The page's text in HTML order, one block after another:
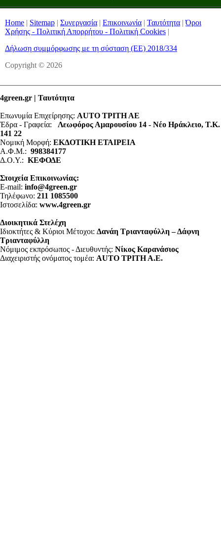
Home | Sitemap | Συνεργασία | Επικοινωνία | Ταυτότητα |Όροι
Χρήσης - Πολιτική Απορρήτου - Πολιτική Cookies |
Δήλωση συμμόρφωσης με τη σύσταση (ΕΕ) 2018/334
Copyright © 2026
4green.gr | Ταυτότητα
Επωνυμία Επιχείρησης: AUTO ΤΡΙΤΗ ΑΕ
Έδρα - Γραφεία: Λεωφόρος Αμαρουσίου 14 - Νέο Ηράκλειο, Τ.Κ.
141 22
Νομική Μορφή: ΕΚΔΟΤΙΚΗ ΕΤΑΙΡΕΙΑ
Α.Φ.Μ.: 998384177
Δ.Ο.Υ.: ΚΕΦΟΔΕ
Στοιχεία Επικοινωνίας:
E-mail: info@4green.gr
Τηλέφωνο: 211 1085500
Ιστοσελίδα: www.4green.gr
Διοικητικά Στελέχη
Ιδιοκτήτες & Κύριοι Μέτοχοι: Δανάη Τριανταφύλλη – Δάφνη
Τριανταφύλλη
Νόμιμος εκπρόσωπος - Διευθυντής: Νίκος Καρανάσιος
Διαχειριστής ονόματος τομέα: ΑUTO ΤΡΙΤΗ Α.Ε.